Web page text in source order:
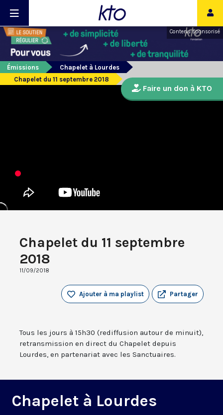
Contenu sponsorisé
Émissions
Chapelet à Lourdes
Chapelet du 11 septembre 2018
Chapelet du 11 septembre
2018
11/09/2018
Partager
Ajouter à ma playlist
Tous les jours à 15h30 (rediffusion autour de minuit),
retransmission en direct du Chapelet depuis
Lourdes, en partenariat avec les Sanctuaires.
Chapelet à Lourdes
Faire un don à KTO